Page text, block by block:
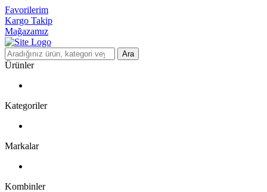
Favorilerim
Kargo Takip
Mağazamız
Ara
Ürünler
Kategoriler
Markalar
Kombinler